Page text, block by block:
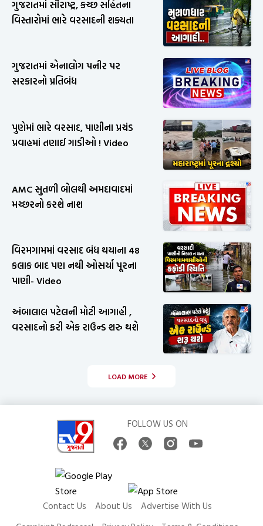
ગુજરાતમાં સૌરાષ્ટ્ર, કચ્છ સહિતના
વિસ્તારોમાં ભારે વરસાદની શક્યતા
ગુજરાતમાં એનાલોગ પનીર પર
સરકારનો પ્રતિબંધ
પુણેમાં ભારે વરસાદ, પાણીના પ્રચંડ
પ્રવાહમાં તણાઈ ગાડીઓ ! Video
AMC સુતળી બોલથી અમદાવાદમાં
મચ્છરનો કરશે નાશ
વિરમગામમાં વરસાદ બંધ થયાના 48
કલાક બાદ પણ નથી ઓસર્યા પૂરના
પાણી- Video
અંબાલાલ પટેલની મોટી આગાહી ,
વરસાદનો ફરી એક રાઉન્ડ શરુ થશે
LOAD MORE
FOLLOW US ON
Contact Us About Us
Advertise With Us